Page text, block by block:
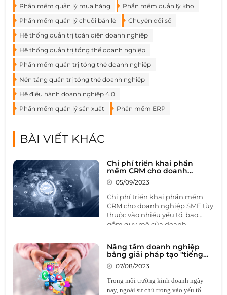
Phần mềm quản lý mua hàng
Phần mềm quản lý kho
Phần mềm quản lý chuỗi bán lẻ
Chuyển đổi số
Hệ thống quản trị toàn diện doanh nghiệp
Hệ thống quản trị tổng thể doanh nghiệp
Phần mềm quản trị tổng thể doanh nghiệp
Nền tảng quản trị tổng thể doanh nghiệp
Hệ điều hành doanh nghiệp 4.0
Phần mềm quản lý sản xuất
Phần mềm ERP
BÀI VIẾT KHÁC
Chi phí triển khai phần
mềm CRM cho doanh
nghiệp SME là bao nhiêu?
Giá phần mềm CRM
05/09/2023
Chi phí triển khai phần mềm
CRM cho doanh nghiệp SME tùy
thuộc vào nhiều yếu tố, bao
gồm quy mô của doanh
nghiệp, tính năng cụ thể cần
thiết và lựa chọn giữa các phiên
bản đóng gói hay tùy chỉnh.Giá
phần mềm CRM
thường được
tính dựa trên số lượng người
dùng và loại hình sử dụng -
đám mây hoặc cài đặt trên máy
Nâng tầm doanh nghiệp
bằng giải pháp tạo "tiếng
vang" trên nền tảng truyền
thông hot nhất hiện nay
07/08/2023
Trong môi trường kinh doanh ngày
nay, ngoài sự chú trọng vào yếu tố